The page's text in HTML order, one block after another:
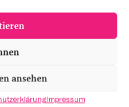
ansehen
Impressum